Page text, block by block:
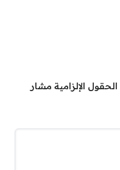
الحقول الإلزامية مشار